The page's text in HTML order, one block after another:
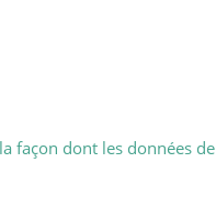
façon dont les données de